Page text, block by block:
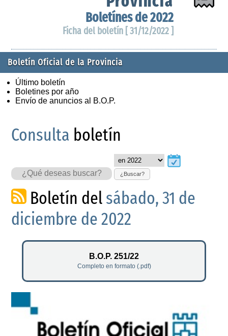
Boletínes de 2022
Ficha del boletín [ 31/12/2022 ]
Boletín Oficial de la Provincia
Último boletín
Boletines por año
Envío de anuncios al B.O.P.
Consulta boletín
¿Buscar?
Boletín delsábado, 31 de
diciembre de 2022
B.O.P. 251/22
Completo en formato (.pdf)